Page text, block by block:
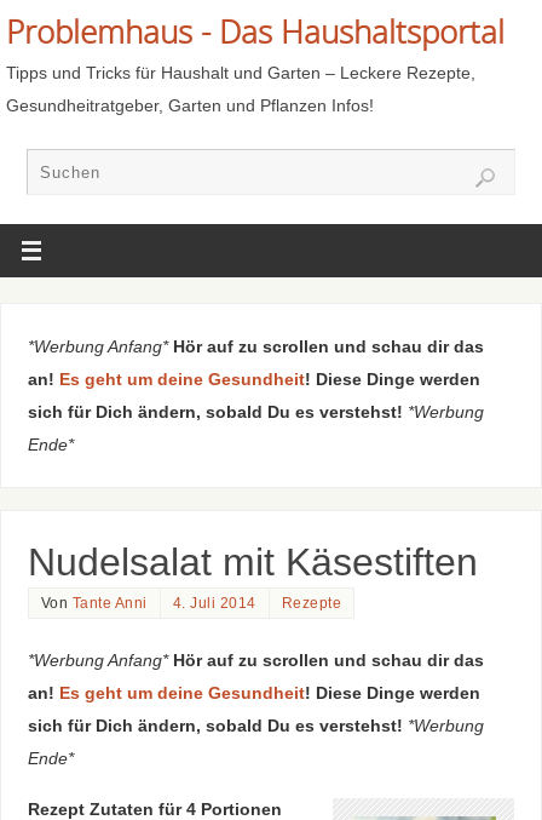
Problemhaus - Das Haushaltsportal
Tipps und Tricks für Haushalt und Garten – Leckere Rezepte,
Gesundheitratgeber, Garten und Pflanzen Infos!
*Werbung Anfang* Hör auf zu scrollen und schau dir das
an! Es geht um deine Gesundheit! Diese Dinge werden
sich für Dich ändern, sobald Du es verstehst! *Werbung
Ende*
Nudelsalat mit Käsestiften
Von Tante Anni 4. Juli 2014 Rezepte
*Werbung Anfang* Hör auf zu scrollen und schau dir das
an! Es geht um deine Gesundheit! Diese Dinge werden
sich für Dich ändern, sobald Du es verstehst! *Werbung
Ende*
Rezept Zutaten für 4 Portionen